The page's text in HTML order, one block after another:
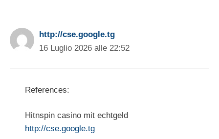
http://cse.google.tg
16 Luglio 2026 alle 22:52
References:
Hitnspin casino mit echtgeld
http://cse.google.tg